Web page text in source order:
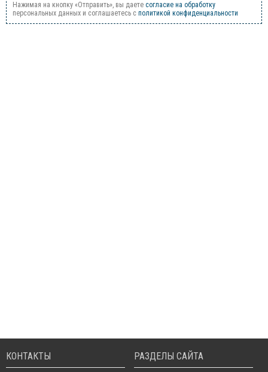
Нажимая на кнопку «Отправить», вы даете согласие на обработку
персональных данных и соглашаетесь c политикой конфиденциальности
КОНТАКТЫ РАЗДЕЛЫ САЙТА